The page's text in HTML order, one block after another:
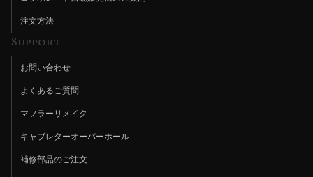
注文方法
Support
お問い合わせ
よくあるご質問
マフラーリメイク
キャブレターオーバーホール
補修部品のご注文